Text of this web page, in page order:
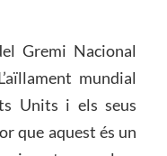
Gremi Nacional
mundial
Units i els seus
que aquest és un